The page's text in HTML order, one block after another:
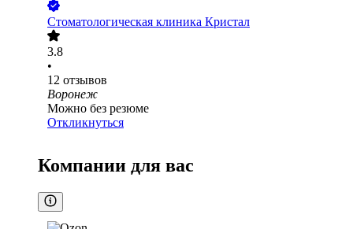
Стоматологическая клиника Кристал
3.8
•
12 отзывов
Воронеж
Можно без резюме
Откликнуться
Компании для вас